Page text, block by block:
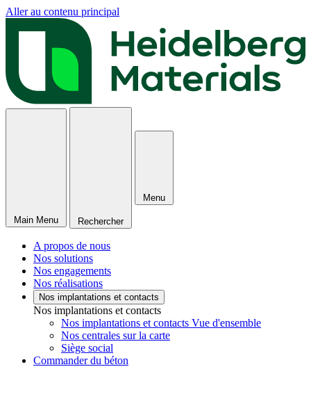
Aller au contenu principal
Main Menu Rechercher
Menu
A propos de nous
Nos solutions
Nos engagements
Nos réalisations
Nos implantations et contacts
Nos implantations et contacts
Nos implantations et contacts Vue d'ensemble
Nos centrales sur la carte
Siège social
Commander du béton